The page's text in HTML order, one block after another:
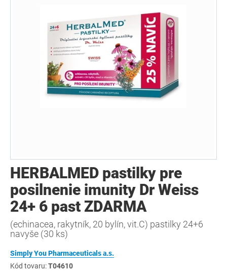
HERBALMED pastilky pre
posilnenie imunity Dr Weiss
24+ 6 past ZDARMA
(echinacea, rakytník, 20 bylín, vit.C) pastilky 24+6
navyše (30 ks)
Simply You Pharmaceuticals a.s.
Kód tovaru:T04610